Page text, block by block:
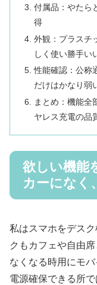
付属品：やたら
得
外観：プラスチ
しく使い勝手い
性能確認：公称
だけはかなり弱
まとめ：機能全
ヤレス充電の品
欲しい機能
カーになく
私はスマホをデス
クもカフェや自由
なくなる時用にモ
電源確保できる所